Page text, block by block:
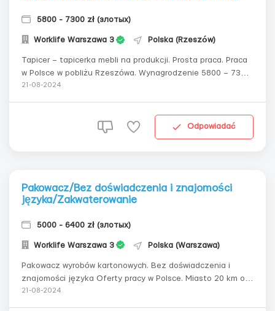
5800 - 7300 zł (злотых)
Worklife Warszawa 3 Polska (Rzeszów)
Tapicer – tapicerka mebli na produkcji. Prosta praca. Praca
w Polsce w pobliżu Rzeszówa. Wynagrodzenie 5800 – 7300
zł/msc. Komfortowe mieszkanie. Bezpłatne zatrudnienie.
21-08-2024
Odpowiadać
Pakowacz/Bez doświadczenia i znajomości
języka/Zakwaterowanie
5000 - 6400 zł (злотых)
Worklife Warszawa 3 Polska (Warszawa)
Pakowacz wyrobów kartonowych. Bez doświadczenia i
znajomości języka Oferty pracy w Polsce. Miasto 20 km od
Warszawy. Wynagrodzenie 5000-6400 zł/mies brutto!
21-08-2024